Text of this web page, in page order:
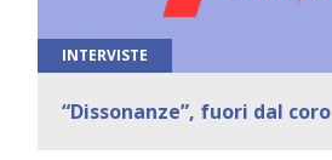
INTERVISTE
“Dissonanze”, fuori dal coro